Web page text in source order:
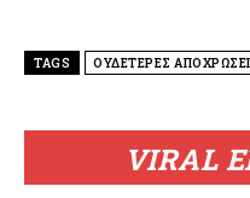
VIRAL
TAGS ΟΥΔΕΤΕΡΕΣ